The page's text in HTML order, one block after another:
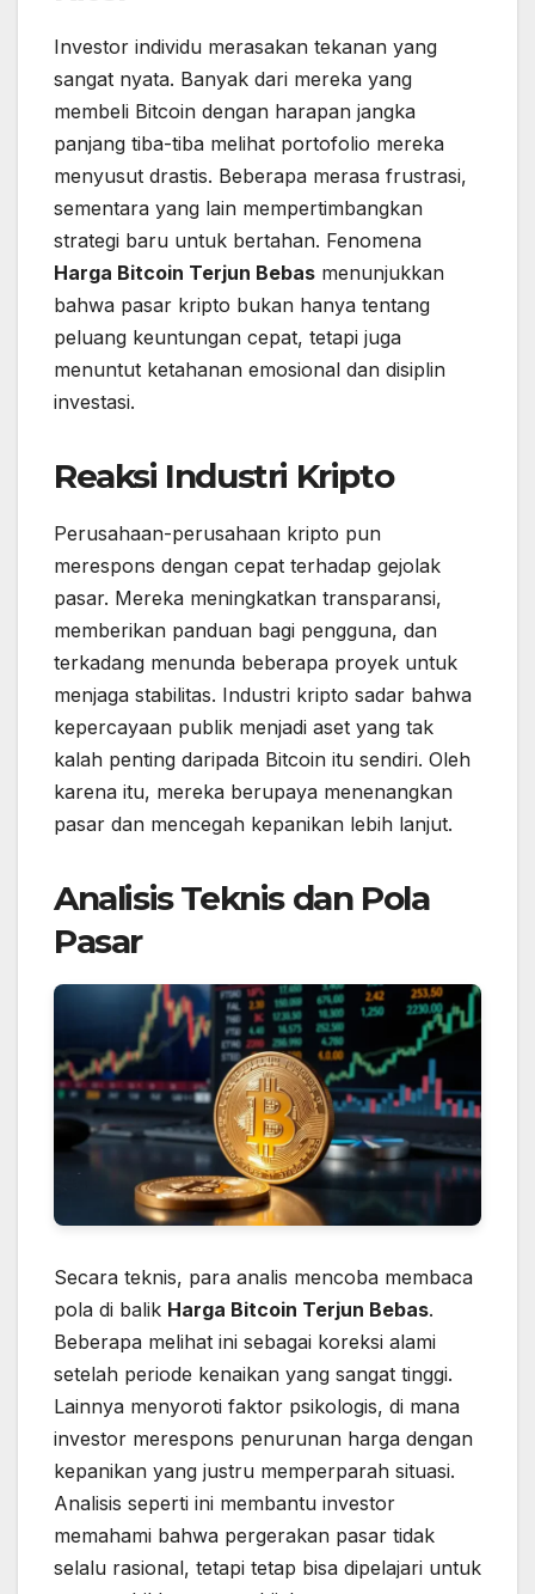
Investor individu merasakan tekanan yang
sangat nyata. Banyak dari mereka yang
membeli Bitcoin dengan harapan jangka
panjang tiba-tiba melihat portofolio mereka
menyusut drastis. Beberapa merasa frustrasi,
sementara yang lain mempertimbangkan
strategi baru untuk bertahan. Fenomena
Harga Bitcoin Terjun Bebas menunjukkan
bahwa pasar kripto bukan hanya tentang
peluang keuntungan cepat, tetapi juga
menuntut ketahanan emosional dan disiplin
investasi.
Reaksi Industri Kripto
Perusahaan-perusahaan kripto pun
merespons dengan cepat terhadap gejolak
pasar. Mereka meningkatkan transparansi,
memberikan panduan bagi pengguna, dan
terkadang menunda beberapa proyek untuk
menjaga stabilitas. Industri kripto sadar bahwa
kepercayaan publik menjadi aset yang tak
kalah penting daripada Bitcoin itu sendiri. Oleh
karena itu, mereka berupaya menenangkan
pasar dan mencegah kepanikan lebih lanjut.
Analisis Teknis dan Pola
Pasar
Secara teknis, para analis mencoba membaca
pola di balik Harga Bitcoin Terjun Bebas.
Beberapa melihat ini sebagai koreksi alami
setelah periode kenaikan yang sangat tinggi.
Lainnya menyoroti faktor psikologis, di mana
investor merespons penurunan harga dengan
kepanikan yang justru memperparah situasi.
Analisis seperti ini membantu investor
memahami bahwa pergerakan pasar tidak
selalu rasional, tetapi tetap bisa dipelajari untuk